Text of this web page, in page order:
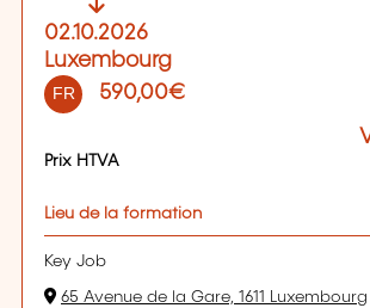
02.10.2026
Luxembourg
FR 590,00€
Prix HTVA
Lieu de la formation
Key Job
65 Avenue de la Gare, 1611 Luxembourg